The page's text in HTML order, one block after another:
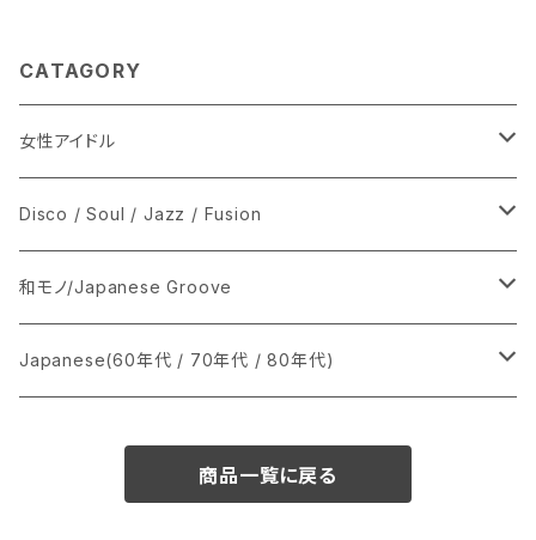
CATAGORY
女性アイドル
シングル盤
あ行
か行
LP
CD
Disco / Soul / Jazz / Fusion
シングル盤
A
12インチ・シングル
和モノ/Japanese Groove
シングル盤
Japanese(60年代 / 70年代 / 80年代)
商品一覧に戻る